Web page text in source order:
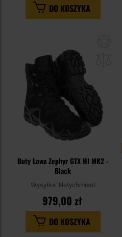
DO KOSZYKA
Buty Lowa Zephyr GTX HI MK2 -
Black
Wysyłka: Natychmiast
979,00 zł
DO KOSZYKA